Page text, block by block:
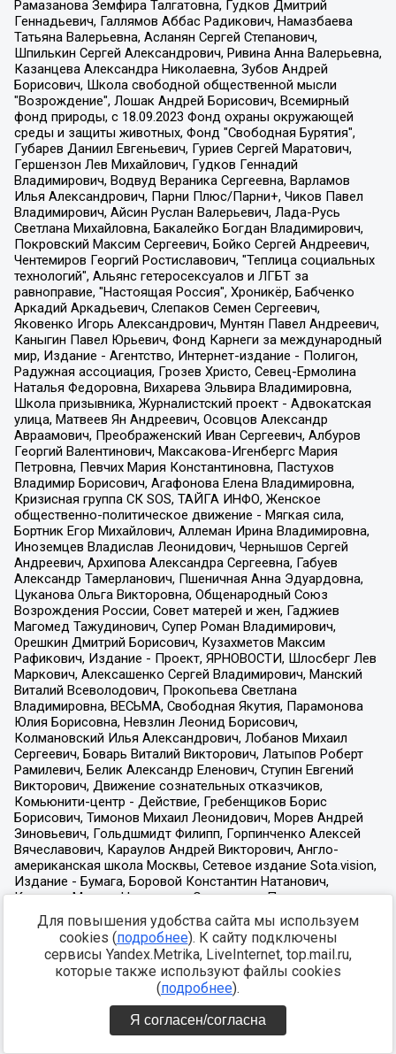
Для повышения удобства сайта мы используем
cookies (подробнее). К сайту подключены
сервисы Yandex.Metrika, LiveInternet, top.mail.ru,
которые также используют файлы cookies
(подробнее).
Я согласен/согласна